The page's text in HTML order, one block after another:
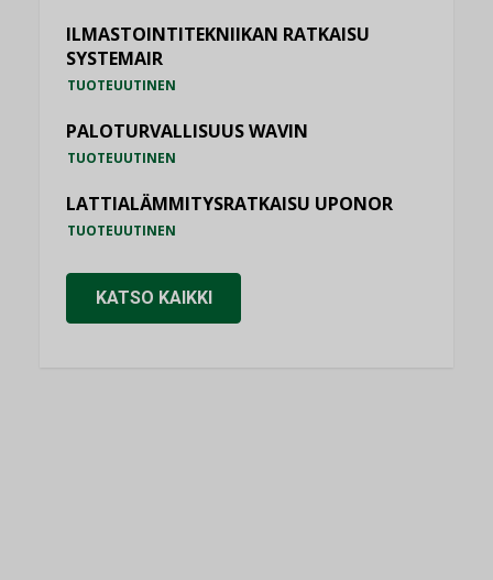
ILMASTOINTITEKNIIKAN RATKAISU
SYSTEMAIR
TUOTEUUTINEN
PALOTURVALLISUUS WAVIN
TUOTEUUTINEN
LATTIALÄMMITYSRATKAISU UPONOR
TUOTEUUTINEN
KATSO KAIKKI